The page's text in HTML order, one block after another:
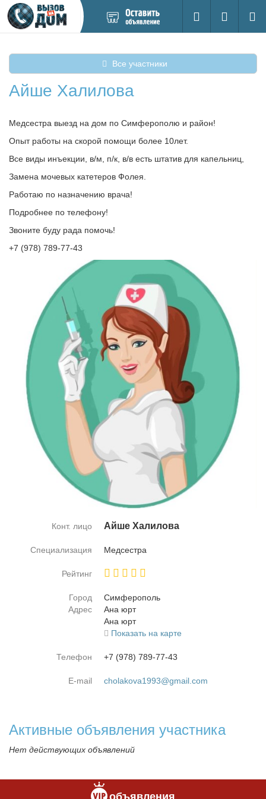
новое
Поиск
Вход на
Все участники
Айше Халилова
Медсестра выезд на дом по Симферополю и район!
Опыт работы на скорой помощи более 10лет.
Все виды инъекции, в/м, п/к, в/в есть штатив для капельниц,
Замена мочевых катетеров Фолея.
Работаю по назначению врача!
Подробнее по телефону!
Звоните буду рада помочь!
+7 (978) 789-77-43
Конт. лицо Ай­ше Ха­ли­ло­ва
Специализация Мед­сест­ра
Рейтинг
Город
Сим­фе­ро­поль
Адрес
Ана юрт
Ана юрт
Показать на карте
Телефон +7 (978) 789-77-43
E-mail cholakova1993@gmail.com
Активные объявления участника
Нет действующих объявлений
объявления